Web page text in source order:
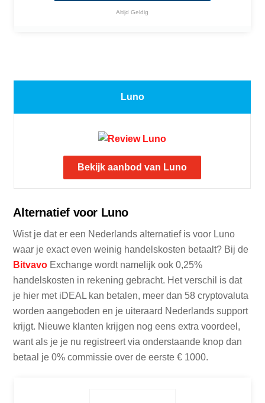
Altijd Geldig
Luno
Bekijk aanbod van Luno
Alternatief voor Luno
Wist je dat er een Nederlands alternatief is voor Luno
waar je exact even weinig handelskosten betaalt? Bij de
Bitvavo Exchange wordt namelijk ook 0,25%
handelskosten in rekening gebracht. Het verschil is dat
je hier met iDEAL kan betalen, meer dan 58 cryptovaluta
worden aangeboden en je uiteraard Nederlands support
krijgt. Nieuwe klanten krijgen nog eens extra voordeel,
want als je je nu registreert via onderstaande knop dan
betaal je 0% commissie over de eerste € 1000.